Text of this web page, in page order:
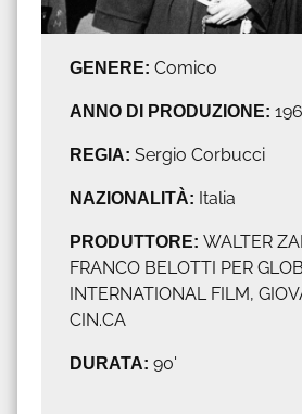
GENERE: Comico
ANNO DI PRODUZIONE:
REGIA: Sergio Corbucci
NAZIONALITÀ: Italia
PRODUTTORE: WALTER
FRANCO BELOTTI PER
INTERNATIONAL FILM,
CIN.CA
DURATA: 90'